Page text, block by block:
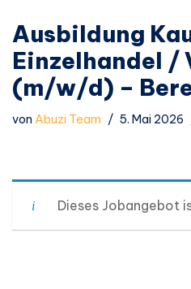
Ausbildung
Einzelhandel /
(m/w/d) –
vonAbuzi Team 5. Mai 2026
Dieses Jobangebot